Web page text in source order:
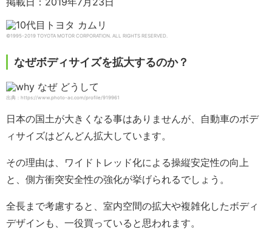
©1995-2019 TOYOTA MOTOR CORPORATION. ALL RIGHTS RESERVED.
なぜボディサイズを拡大するのか？
出典：https://www.photo-ac.com/profile/919961
日本の国土が大きくなる事はありませんが、自動車のボデ
ィサイズはどんどん拡大しています。
その理由は、ワイドトレッド化による操縦安定性の向上
と、側方衝突安全性の強化が挙げられるでしょう。
全長まで考慮すると、室内空間の拡大や複雑化したボディ
デザインも、一役買っていると思われます。